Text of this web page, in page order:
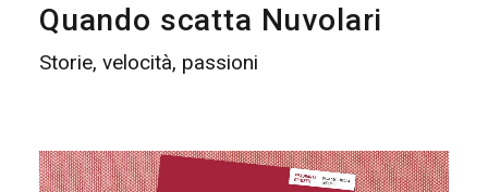
Quando scatta Nuvolari
Storie, velocità, passioni